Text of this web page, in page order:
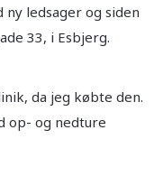
ny ledsager og siden
33, i Esbjerg.
da jeg købte den.
op- og nedture